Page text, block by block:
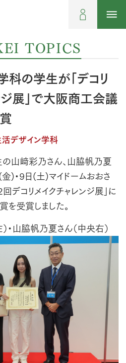
TOPICS
科の学生が「デコリ
ジ展」で大阪商工会議
活デザイン学科
山﨑彩乃さん、山脇帆乃夏
)・9日(土)マイドームおおさ
デコリメイクチャレンジ展」に
受賞しました。
・山脇帆乃夏さん（中央右）